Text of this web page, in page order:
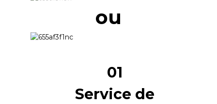
ou
01
Service de